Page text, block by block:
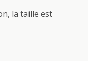
la taille est